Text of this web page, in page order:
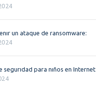
un ataque de ransomware:
seguridad para niños en Internet